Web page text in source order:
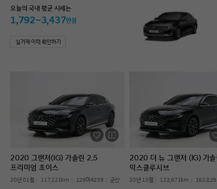
오늘의 국내 평균 시세는
1,792~3,437만원
실거래 이력 확인하기
2020 그랜저(IG) 가솔린 2.5
프리미엄 초이스
20년 01월 117,121km 129마4239 군산
2020 더 뉴 그랜저 (IG) 가
익스클루시브
20년 10월 122,671km 162소